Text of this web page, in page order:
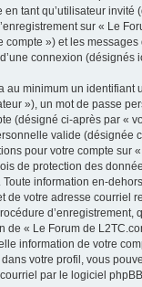
tant qu’utilisateur invité
sur « Le
compte ») et les
connexion (désignés
au minimum un identifiant
»), un mot de passe
(désigné ci-après par «
valide (désignée
pour votre compte sur
de protection des
information en-
de votre adresse courriel
d’enregistrement,
de « Le Forum de
information de votre
votre profil, vous
par le logiciel